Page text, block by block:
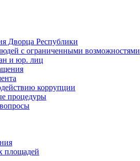
Дворца Республики
с ограниченными возможностями
и юр. лиц
коррупции
процедуры
площадей